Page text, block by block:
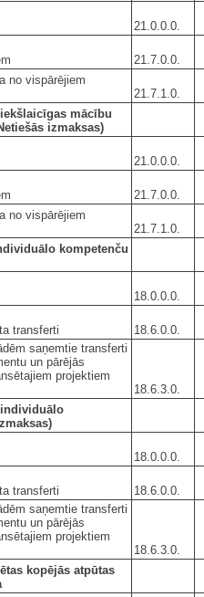
21.0.0.0.
21.7.0.0.
no vispārējiem
21.7.1.0.
mācību
izmaksas)
21.0.0.0.
21.7.0.0.
no vispārējiem
21.7.1.0.
kompetenču
18.0.0.0.
transferti
18.6.0.0.
saņemtie transferti
un pārējās
projektiem
18.6.3.0.
18.0.0.0.
transferti
18.6.0.0.
saņemtie transferti
un pārējās
projektiem
18.6.3.0.
kopējās atpūtas